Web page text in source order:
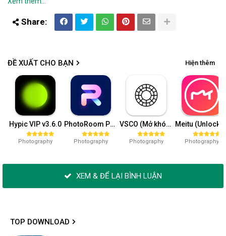
ĐỀ XUẤT CHO BẠN Hiện thêm
Hypic VIP v3.6.0
Photography
PhotoRoom Pro v4.8.9
Photography
VSCO (Mở khóa VIP) v362.1
Photography Photography
XEM & ĐỂ LẠI BÌNH LUẬN
TOP DOWNLOAD